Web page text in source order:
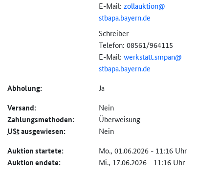
E-Mail: zollauktion@
stbapa.bayern.de
Schreiber
Telefon: 08561/964115
E-Mail: werkstatt.smpan@
stbapa.bayern.de
Abholung: Ja
Versand: Nein
Zahlungs­methoden: Überweisung
UStausgewiesen: Nein
Auktion startete: Mo., 01.06.2026 - 11:16 Uhr
Auktion endete: Mi., 17.06.2026 - 11:16 Uhr